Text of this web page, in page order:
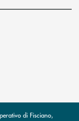
l’app di posta
di Fisciano,